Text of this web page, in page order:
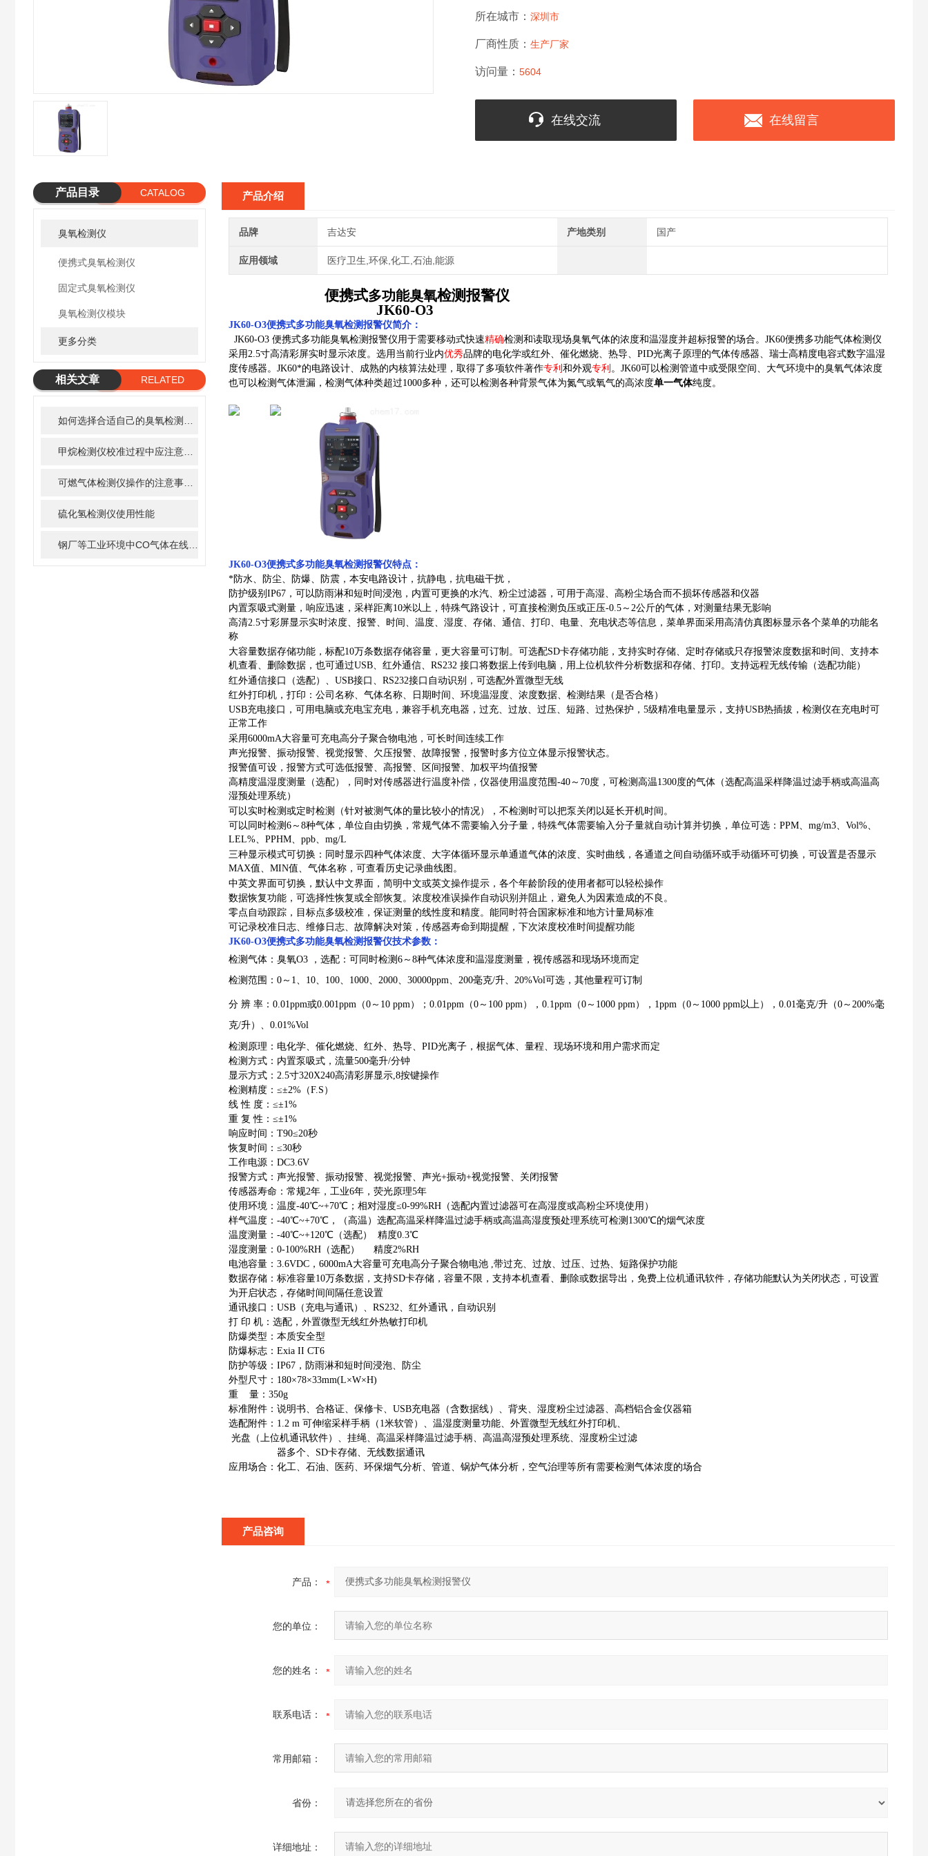
所在城市： 深圳市
厂商性质： 生产厂家
访问量： 5604
在线交流 在线留言
产品目录 CATALOG
臭氧检测仪
便携式臭氧检测仪
固定式臭氧检测仪
臭氧检测仪模块
更多分类
相关文章
RELATED
硫化氢检测仪使用性能
产品介绍
品牌 吉达安 产地类别 国产
应用领域 医疗卫生,环保,化工,石油,能源
便携式多功能臭氧检测报警仪
JK60-O3
JK60-O3便携式多功能臭氧检测报警仪简介：
JK60-O3 便携式多功能臭氧检测报警仪用于需要移动式快速精确检测和读取现场臭氧气体的浓度和温湿度并超标报警的场合。JK60便携多功能气体检测仪
采用2.5寸高清彩屏实时显示浓度。选用当前行业内优秀品牌的电化学或红外、催化燃烧、热导、PID光离子原理的气体传感器、瑞士高精度电容式数字温湿
度传感器。JK60*的电路设计、成熟的内核算法处理，取得了多项软件著作专利 和外观专利 。JK60可以检测管道中或受限空间、大气环境中的臭氧气体浓度
也可以检测气体泄漏，检测气体种类超过1000多种，还可以检测各种背景气体为氮气或氧气的高浓度单一气体纯度。
JK60-O3便携式多功能臭氧检测报警仪特点：
*防水、防尘、防爆、防震，本安电路设计，抗静电，抗电磁干扰，
防护级别IP67，可以防雨淋和短时间浸泡，内置可更换的水汽、粉尘过滤器，可用于高湿、高粉尘场合而不损坏传感器和仪器
内置泵吸式测量，响应迅速，采样距离10米以上，特殊气路设计，可直接检测负压或正压-0.5～2公斤的气体，对测量结果无影响
高清2.5寸彩屏显示实时浓度、报警、时间、温度、湿度、存储、通信、打印、电量、充电状态等信息，菜单界面采用高清仿真图标显示各个菜单的功能名
称
大容量数据存储功能，标配10万条数据存储容量，更大容量可订制。可选配SD卡存储功能，支持实时存储、定时存储或只存报警浓度数据和时间、支持本
机查看、删除数据，也可通过USB、红外通信、RS232 接口将数据上传到电脑，用上位机软件分析数据和存储、打印。支持远程无线传输（选配功能）
红外通信接口（选配）、USB接口、RS232接口自动识别，可选配外置微型无线
红外打印机，打印：公司名称、气体名称、日期时间、环境温湿度、浓度数据、检测结果（是否合格）
USB充电接口，可用电脑或充电宝充电，兼容手机充电器，过充、过放、过压、短路、过热保护，5级精准电量显示，支持USB热插拔，检测仪在充电时可
正常工作
采用6000mA大容量可充电高分子聚合物电池，可长时间连续工作
声光报警、振动报警、视觉报警、欠压报警、故障报警，报警时多方位立体显示报警状态。
报警值可设，报警方式可选低报警、高报警、区间报警、加权平均值报警
高精度温湿度测量（选配），同时对传感器进行温度补偿，仪器使用温度范围-40～70度， 可检测高温1300度的气体（选配高温采样降温过滤手柄或高温高
湿预处理系统）
可以实时检测或定时检测（针对被测气体的量比较小的情况），不检测时可以把泵关闭以延长开机时间。
可以同时检测6～8种气体，单位自由切换，常规气体不需要输入分子量，特殊气体需要输入分子量就自动计算并切换，单位可选：PPM、mg/m3、Vol%、
LEL%、PPHM、ppb、mg/L
三种显示模式可切换：同时显示四种气体浓度、大字体循环显示单通道气体的浓度、实时曲线，各通道之间自动循环或手动循环可切换，可设置是否显示
MAX值、MIN值、气体名称，可查看历史记录曲线图。
中英文界面可切换，默认中文界面，简明中文或英文操作提示，各个年龄阶段的使用者都可以轻松操作
数据恢复功能，可选择性恢复或全部恢复。浓度校准误操作自动识别并阻止，避免人为因素造成的不良。
零点自动跟踪，目标点多级校准，保证测量的线性度和精度。能同时符合国家标准和地方计量局标准
可记录校准日志、维修日志、故障解决对策，传感器寿命到期提醒，下次浓度校准时间提醒功能
JK60-O3便携式多功能臭氧检测报警仪技术参数：
检测气体：臭氧O3 ，选配：可同时检测6～8种气体浓度和温湿度测量，视传感器和现场环境而定
检测范围：0～1、10、100、1000、2000、30000ppm、200毫克/升、20%Vol可选，其他量程可订制
分 辨 率：0.01ppm或0.001ppm（0～10 ppm）；0.01ppm（0～100 ppm），0.1ppm（0～1000 ppm）， 1ppm（0～1000 ppm以上），0.01毫克/升（0～200%毫
克/升）、0.01%Vol
检测原理：电化学、催化燃烧、红外、热导、PID光离子，根据气体、量程、现场环境和用户需求而定
检测方式：内置泵吸式，流量500毫升/分钟
显示方式：2.5寸320X240高清彩屏显示,8按键操作
检测精度：≤±2%（F.S）
线 性 度：≤±1%
重 复 性：≤±1%
响应时间：T90≤20秒
恢复时间：≤30秒
工作电源： DC3.6V
报警方式：声光报警、振动报警、视觉报警、声光+振动+视觉报警、关闭报警
传感器寿命：常规2年，工业6年，荧光原理5年
使用环境：温度-40℃~+70℃；相对湿度≤0-99%RH（选配内置过滤器可在高湿度或高粉尘环境使用）
样气温度：-40℃~+70℃，（高温）选配高温采样降温过滤手柄或高温高湿度预处理系统可检测1300℃的烟气浓度
温度测量：-40℃~+120℃（选配）
精度0.3℃
湿度测量：0-100%RH（选配）
精度2%RH
电池容量：3.6VDC，6000mA大容量可充电高分子聚合物电池 ,带过充、过放、过压、过热、短路保护功能
数据存储：标准容量10万条数据，支持SD卡存储，容量不限，支持本机查看、删除或数据导出， 免费上位机通讯软件，存储功能默认为关闭状态，可设置
为开启状态，存储时间间隔任意设置
通讯接口：USB（充电与通讯）、RS232、红外通讯，自动识别
打 印 机：选配，外置微型无线红外热敏打印机
防爆类型：本质安全型
防爆标志：Exia II CT6
防护等级：IP67，防雨淋和短时间浸泡、防尘
外型尺寸：180×78×33mm(L×W×H)
重
量：350g
标准附件：说明书、合格证、保修卡、USB充电器（含数据线）、背夹、湿度粉尘过滤器、高档铝合金仪器箱
选配附件：1.2 m 可伸缩采样手柄（1米软管）、温湿度测量功能、外置微型无线红外打印机、
光盘（上位机通讯软件）、挂绳、高温采样降温过滤手柄、高温高湿预处理系统、湿度粉尘过滤
器多个、SD卡存储、无线数据通讯
应用场合：化工、石油、医药、环保烟气分析、管道、锅炉气体分析，空气治理等所有需要检测气体浓度的场合
产品咨询
产品：
您的单位：
您的姓名：
联系电话：
常用邮箱：
省份：
详细地址：